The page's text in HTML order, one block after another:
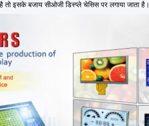
तो इसके बजाय सीओजी डिस्प्ले चेसिस पर लगाया जाता है।